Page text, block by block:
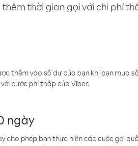
thời gian gọi với chi phí
thêm vào số dư của bạn khi bạn mua
cước phí thấp của Viber.
ngày
cho phép bạn thực hiện các cuộc gọi